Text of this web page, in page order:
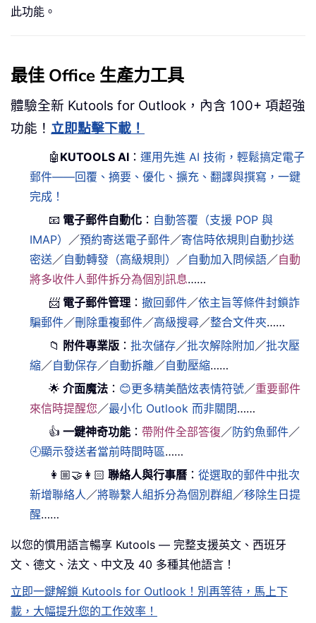
此功能。
最佳 Office 生產力工具
體驗全新 Kutools for Outlook，內含 100+ 項超強
功能！ 立即點擊下載！
🤖 KUTOOLS AI ：運用先進 AI 技術，輕鬆搞定電子
郵件——回覆、摘要、優化、擴充、翻譯與撰寫，一鍵
完成！
📧 電子郵件自動化 ： 自動答覆（支援 POP 與
IMAP） ／預約寄送電子郵件／寄信時依規則自動抄送
密送／自動轉發（高級規則） ／自動加入問候語／自動
將多收件人郵件拆分為個別訊息……
📨 電子郵件管理 ：撤回郵件／依主旨等條件封鎖詐
騙郵件／刪除重複郵件／高級搜尋／整合文件夾……
📁 附件專業版 ：批次儲存／批次解除附加／批次壓
縮／自動保存／自動拆離／自動壓縮……
🌟 介面魔法 ： 😊更多精美酷炫表情符號／重要郵件
來信時提醒您／最小化 Outlook 而非關閉……
👍 一鍵神奇功能 ： 帶附件全部答復／防釣魚郵件／
🕘顯示發送者當前時間時區……
👩🏼‍🤝‍👩🏻 聯絡人與行事曆 ：從選取的郵件中批次
新增聯絡人／將聯繫人組拆分為個別群組 ／移除生日提
醒……
以您的慣用語言暢享 Kutools — 完整支援英文、西班牙
文、德文、法文、中文及 40 多種其他語言！
立即一鍵解鎖 Kutools for Outlook！別再等待，馬上下
載，大幅提升您的工作效率！